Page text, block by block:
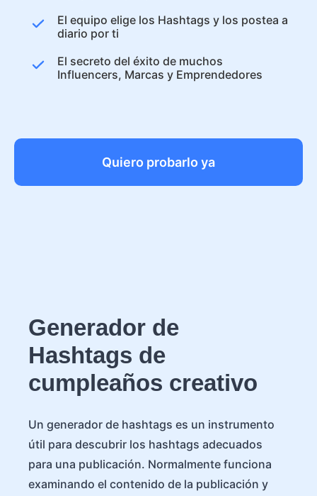
El equipo elige los Hashtags y los postea a
diario por ti
El secreto del éxito de muchos
Influencers, Marcas y Emprendedores
Quiero probarlo ya
Generador de
Hashtags de
cumpleaños creativo
Un generador de hashtags es un instrumento
útil para descubrir los hashtags adecuados
para una publicación. Normalmente funciona
examinando el contenido de la publicación y